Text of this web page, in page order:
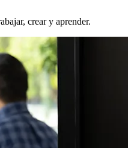
crear y aprender.